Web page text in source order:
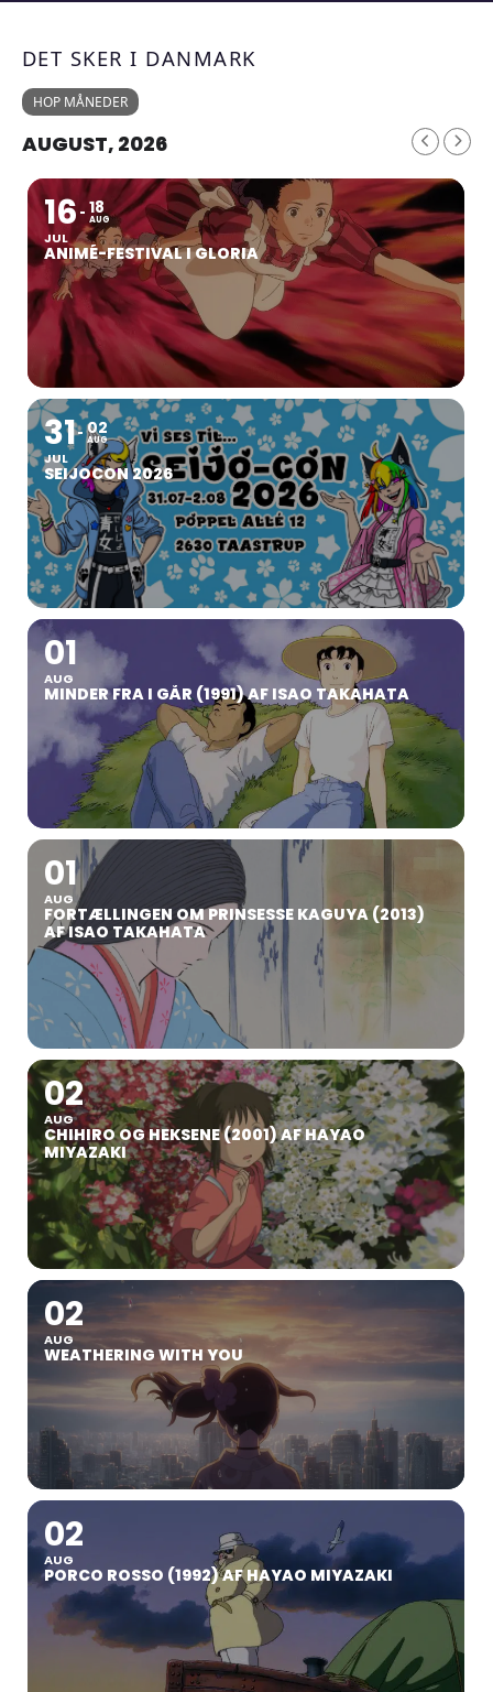
DET SKER I DANMARK
HOP MÅNEDER
AUGUST, 2026
16
JUL
18
AUG
ANIMÉ-FESTIVAL I GLORIA
31
JUL
02
AUG
SEIJOCON 2026
01
AUG
MINDER FRA I GÅR (1991) AF ISAO TAKAHATA
01
AUG
FORTÆLLINGEN OM PRINSESSE KAGUYA (2013)
AF ISAO TAKAHATA
02
AUG
CHIHIRO OG HEKSENE (2001) AF HAYAO
MIYAZAKI
02
AUG
WEATHERING WITH YOU
02
AUG
PORCO ROSSO (1992) AF HAYAO MIYAZAKI